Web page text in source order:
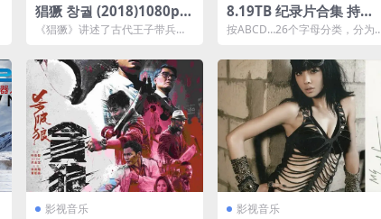
猖獗 창궐 (2018)1080p中
字电影夸克网盘下载
《猖獗》讲述了古代王子带兵与
家的故事，玄彬饰演了在...
8.19TB 纪录片合集 持续
更新 REMUX/HDR/1080
字
按ABCD…26个字母分类，分为2
是以...
影视音乐 影视音乐